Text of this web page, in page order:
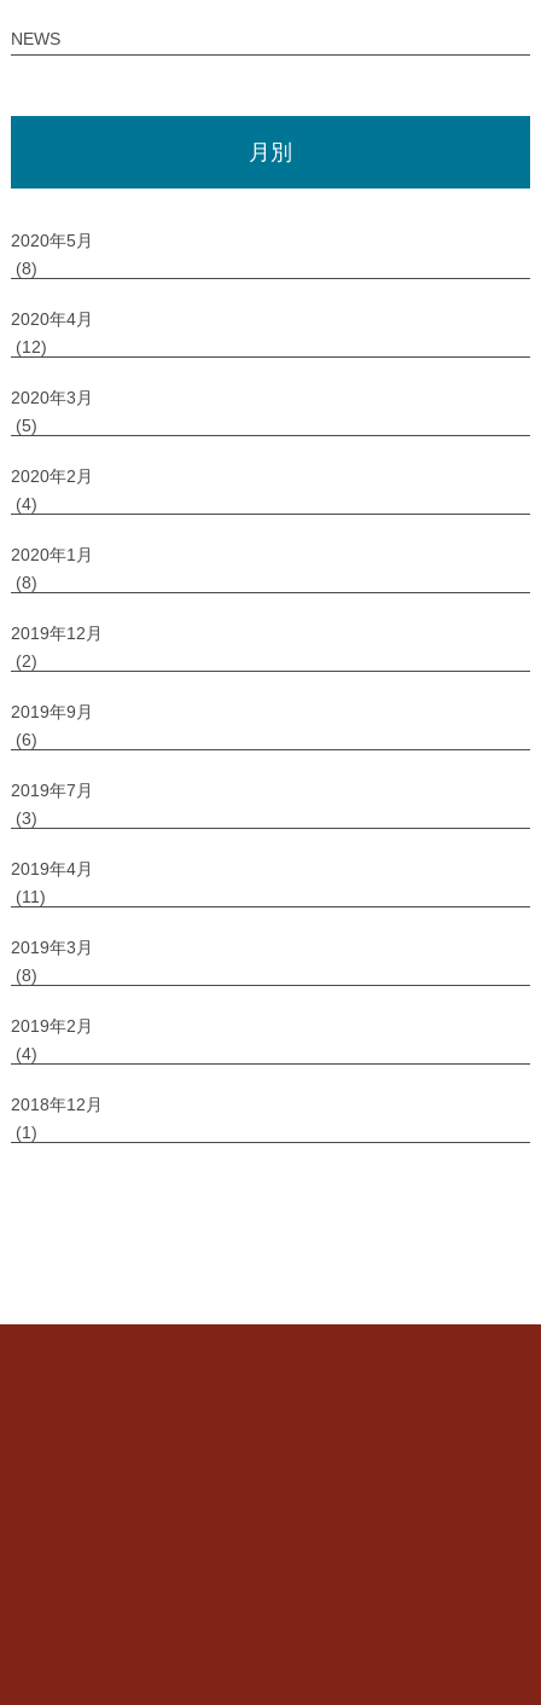
NEWS
月別
2020年5月
(8)
2020年4月
(12)
2020年3月
(5)
2020年2月
(4)
2020年1月
(8)
2019年12月
(2)
2019年9月
(6)
2019年7月
(3)
2019年4月
(11)
2019年3月
(8)
2019年2月
(4)
2018年12月
(1)